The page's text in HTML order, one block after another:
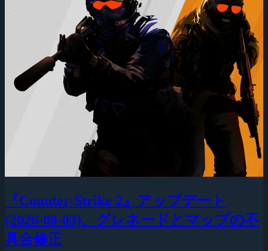
『Counter-Strike 2』アップデート
(2026-08-03)、グレネードとマップの不
具合修正